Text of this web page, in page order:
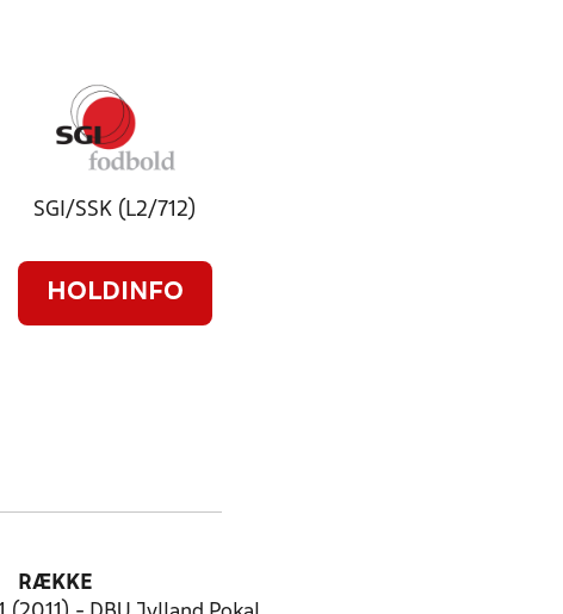
SGI/SSK (L2/712)
HOLDINFO
RÆKKE